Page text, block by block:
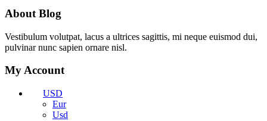
About Blog
Vestibulum volutpat, lacus a ultrices sagittis, mi neque euismod dui,
pulvinar nunc sapien ornare nisl.
My Account
USD
Eur
Usd